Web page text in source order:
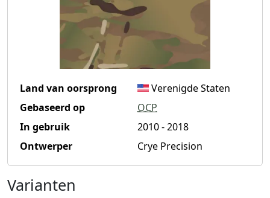
Land van oorsprong
Verenigde Staten
Gebaseerd op
OCP
In gebruik
2010 - 2018
Ontwerper
Crye Precision
Varianten